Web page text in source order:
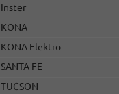
Inster
KONA
KONA Elektro
SANTA FE
TUCSON